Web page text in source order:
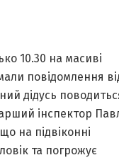
10.30 на масиві
повідомлення
дідусь
інспектор
на підвіконні
та погрожує